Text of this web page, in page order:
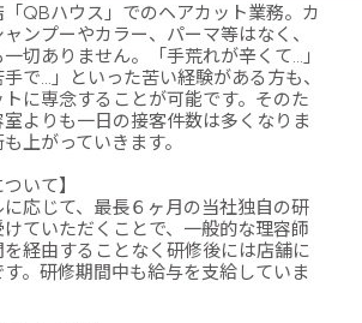
QBハウス」でのヘアカット業務。カ
ンプーやカラー、パーマ等はなく、
切ありません。「手荒れが辛くて…」
手で…」といった苦い経験がある方も、
に専念することが可能です。そのた
よりも一日の接客件数は多くなりま
上がっていきます。
いて】
応じて、最長６ヶ月の当社独自の研
ていただくことで、一般的な理容師
経由することなく研修後には店舗に
。研修期間中も給与を支給していま